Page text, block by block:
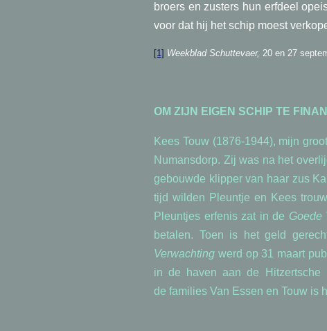
broers en zusters hun erfdeel
voor dat hij het schip moest
[1] Weekblad Schuttevaer, 20 en 27
OM ZIJN EIGEN SCHIP TE
Kees Touw (1876-1944), mijn
Numansdorp. Zij was na het
gebouwde klipper van haar zus
tijd wilden Pleuntje en Kees
Pleuntjes erfenis zat in de Goede
betalen. Toen is het geld
Verwachting werd op 31 maart
in de haven aan de Hitzertsche
de families Van Essen en Touw is